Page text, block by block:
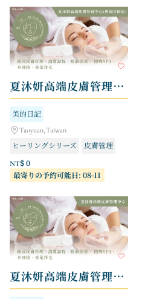
夏沐妍高端皮膚管理中心 - 桃園長庚店
美的日記
Taoyuan,Taiwan
ヒーリングシリーズ
皮膚管理
NT$ 0
最寄りの予約可能日: 08-11
夏沐妍高端皮膚管理中心